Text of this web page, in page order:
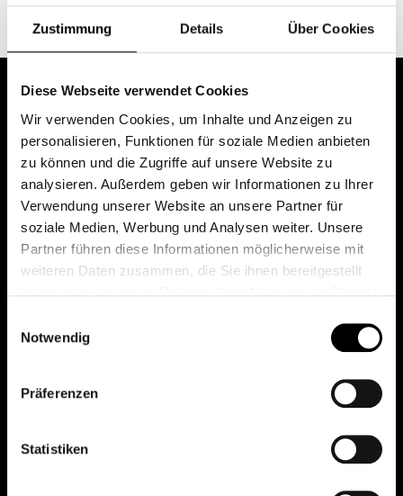
Zustimmung Details Über Cookies
Diese Webseite verwendet Cookies
Wir verwenden Cookies, um Inhalte und Anzeigen zu
personalisieren, Funktionen für soziale Medien anbieten
zu können und die Zugriffe auf unsere Website zu
analysieren. Außerdem geben wir Informationen zu Ihrer
Verwendung unserer Website an unsere Partner für
soziale Medien, Werbung und Analysen weiter. Unsere
Partner führen diese Informationen möglicherweise mit
weiteren Daten zusammen, die Sie ihnen bereitgestellt
Notwendig
Präferenzen
Statistiken
Das erste Depot in Österreich mit 0€ Kontoführung,
0€ Ausgabeaufschlag und 0€ Depotgebühren bei
knapp 2000 Fonds und 0€ Orderspesen.
All rights reserved.